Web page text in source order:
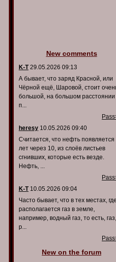
New comments
K-T29.05.2026 09:13
А бывает, что заряд Красной, или
Чёрной ещё, Шаровой, стоит
большой, на большом расстоянии
п...
heresy 10.05.2026 09:40
Считается, что нефть появляется
лет через 10, из слоёв листьев
сгнивших, которые есть везде.
Нефть, ...
K-T10.05.2026 09:04
Часто бывает, что в тех местах, где
располагается газ в земле,
например, водный газ, то есть, газ,
р...
New on the forum